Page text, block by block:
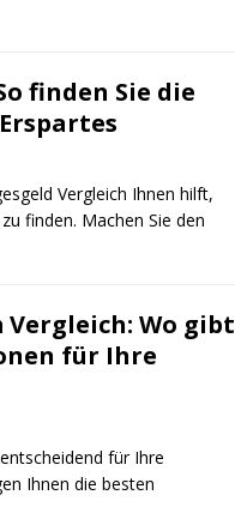
finden Sie die
Vergleich Ihnen hilft,
finden. Machen Sie den
Wo gibt
für Ihre
für Ihre
Ihnen die besten